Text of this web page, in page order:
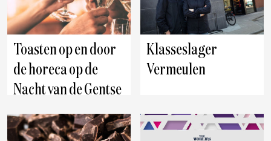
Toasten op en door
de horeca op de
Nacht van de Gentse
horeca
Klasseslager
Vermeulen